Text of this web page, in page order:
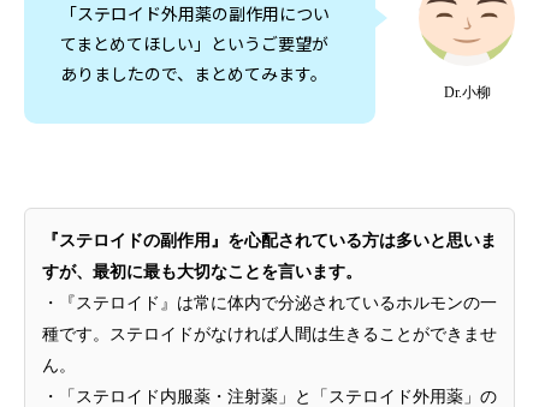
Dr.小柳
「ステロイド外用薬の副作用につい
てまとめてほしい」というご要望が
ありましたので、まとめてみます。
『ステロイドの副作用』を心配されている方は多いと思いま
すが、最初に最も大切なことを言います。
・『ステロイド』は常に体内で分泌されているホルモンの一
種です。ステロイドがなければ人間は生きることができませ
ん。
・「ステロイド内服薬・注射薬」と「ステロイド外用薬」の